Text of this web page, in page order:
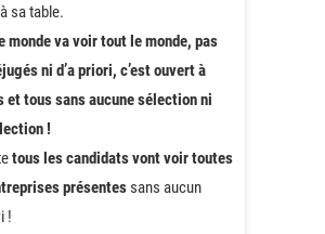
sa table.
monde va voir tout le monde, pas
ni d’a priori, c’est ouvert à
et tous sans aucune sélection ni
!
tous les candidats vont voir toutes
présentes sans aucun
!